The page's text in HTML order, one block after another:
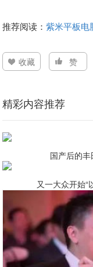
推荐阅读：紫米平板电
收藏 赞
精彩内容推荐
国产后的
又一大众开始“